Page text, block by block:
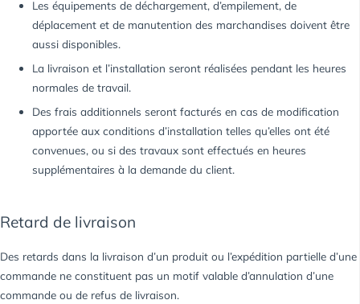
Les équipements de déchargement, d’empilement, de
déplacement et de manutention des marchandises doivent être
aussi disponibles.
La livraison et l’installation seront réalisées pendant les heures
normales de travail.
Des frais additionnels seront facturés en cas de modification
apportée aux conditions d’installation telles qu’elles ont été
convenues, ou si des travaux sont effectués en heures
supplémentaires à la demande du client.
Retard de livraison
Des retards dans la livraison d’un produit ou l’expédition partielle d’une
commande ne constituent pas un motif valable d’annulation d’une
commande ou de refus de livraison.